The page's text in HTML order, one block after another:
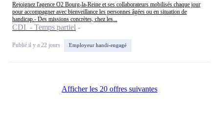
Rejoignez l'agence O2 Bourg-la-Reine et ses collaborateurs mobilisés chaque jour
pour accompagner avec bienveillance les personnes âgées ou en situation de
handicap.- Des missions concrètes, chez les...
CDI - Temps partiel
Publié il y a 22 jours Employeur handi-engagé
Afficher les 20 offres suivantes